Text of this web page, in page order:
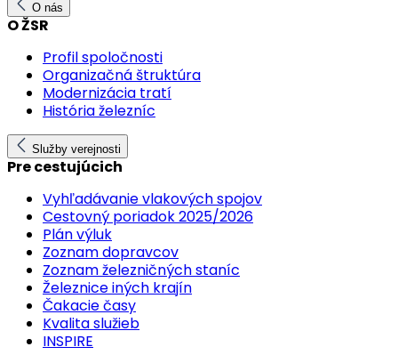
O nás
O ŽSR
Profil spoločnosti
Organizačná štruktúra
Modernizácia tratí
História železníc
Služby verejnosti
Pre cestujúcich
Vyhľadávanie vlakových spojov
Cestovný poriadok 2025/2026
Plán výluk
Zoznam dopravcov
Zoznam železničných staníc
Železnice iných krajín
Čakacie časy
Kvalita služieb
INSPIRE